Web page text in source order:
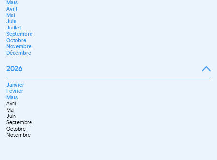
Novembre
Décembre
Juin
Juillet
Septembre
Novembre
Décembre
Mars
Avril
Mai
Juin
Juillet
Septembre
Octobre
Novembre
Décembre
2026
Janvier
Février
Mars
Avril
Mai
Juin
Septembre
Octobre
Novembre